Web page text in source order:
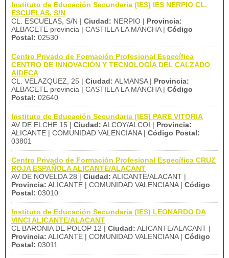
Instituto de Educación Secundaria (IES) IES NERPIO CL.
ESCUELAS, S/N
CL. ESCUELAS, S/N | Ciudad: NERPIO | Provincia:
ALBACETE provincia | CASTILLA LA MANCHA | Código
Postal: 02530
Centro Privado de Formación Profesional Específica
CENTRO DE INNOVACIÓN Y TECNOLOGÍA DEL CALZADO
AIDECA
CL. VELAZQUEZ, 25 | Ciudad: ALMANSA | Provincia:
ALBACETE provincia | CASTILLA LA MANCHA | Código
Postal: 02640
Instituto de Educación Secundaria (IES) PARE VITORIA
AV DE ELCHE 15 | Ciudad: ALCOY/ALCOI | Provincia:
ALICANTE | COMUNIDAD VALENCIANA | Código Postal:
03801
Centro Privado de Formación Profesional Específica CRUZ
ROJA ESPAÑOLA ALICANTE/ALACANT
AV DE NOVELDA 28 | Ciudad: ALICANTE/ALACANT |
Provincia: ALICANTE | COMUNIDAD VALENCIANA | Código
Postal: 03010
Instituto de Educación Secundaria (IES) LEONARDO DA
VINCI ALICANTE/ALACANT
CL BARONIA DE POLOP 12 | Ciudad: ALICANTE/ALACANT |
Provincia: ALICANTE | COMUNIDAD VALENCIANA | Código
Postal: 03011